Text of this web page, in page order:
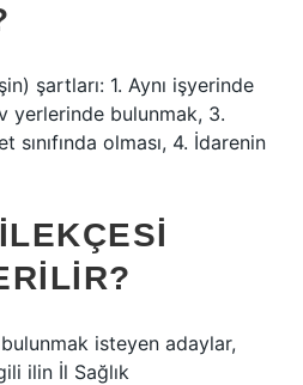
şartları: 1. Aynı işyerinde
yerlerinde bulunmak, 3.
sınıfında olması, 4. İdarenin
isteyen adaylar,
ilin İl Sağlık